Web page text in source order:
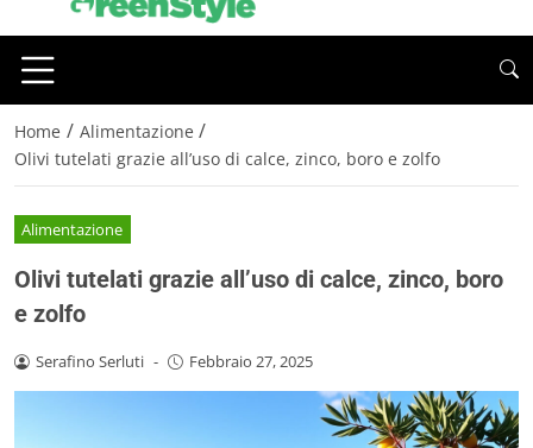
Home / Alimentazione /
Olivi tutelati grazie all’uso di calce, zinco, boro e zolfo
Alimentazione
Olivi tutelati grazie all’uso di calce, zinco, boro
e zolfo
Serafino Serluti - Febbraio 27, 2025